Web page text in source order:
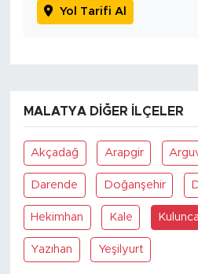
Yol Tarifi Al
MALATYA DIĞER İLÇELER
Akçadağ Arapgir
Darende Doğanşehir
Hekimhan Kale
Yazıhan Yeşilyurt